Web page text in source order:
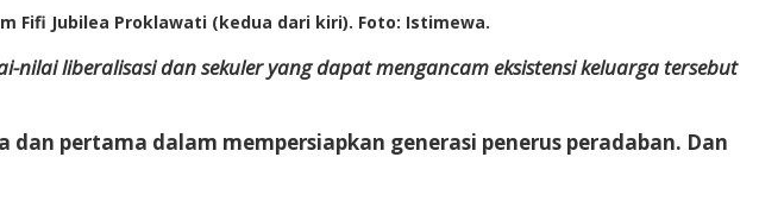
Fifi Jubilea Proklawati (kedua dari kiri). Foto: Istimewa.
liberalisasi dan sekuler yang dapat mengancam eksistensi keluarga tersebut
pertama dalam mempersiapkan generasi penerus peradaban. Dan